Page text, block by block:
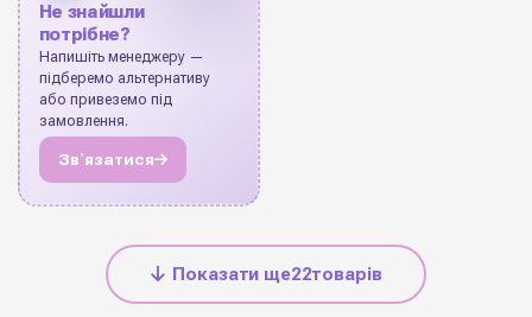
Не знайшли
потрібне?
Напишіть менеджеру —
підберемо альтернативу
або привеземо під
замовлення.
Звʼязатися
Показати ще22товарів